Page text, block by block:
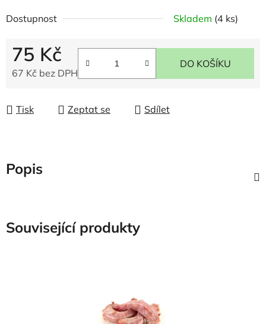
Dostupnost Skladem (4 ks)
75 Kč
67 Kč bez DPH
DO KOŠÍKU
Tisk Zeptat se Sdílet
Popis
Související produkty